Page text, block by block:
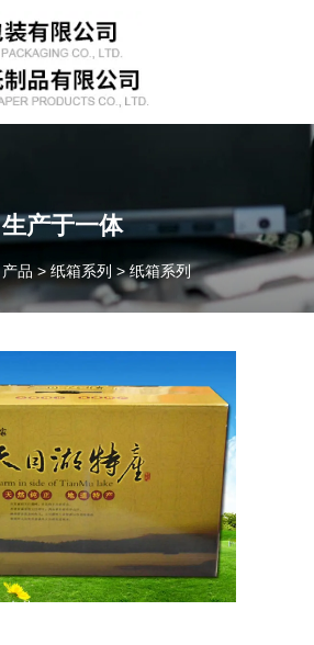
种纸箱、纸板
、精准交货
产于一体
产品 > 纸箱系列 >纸箱系列